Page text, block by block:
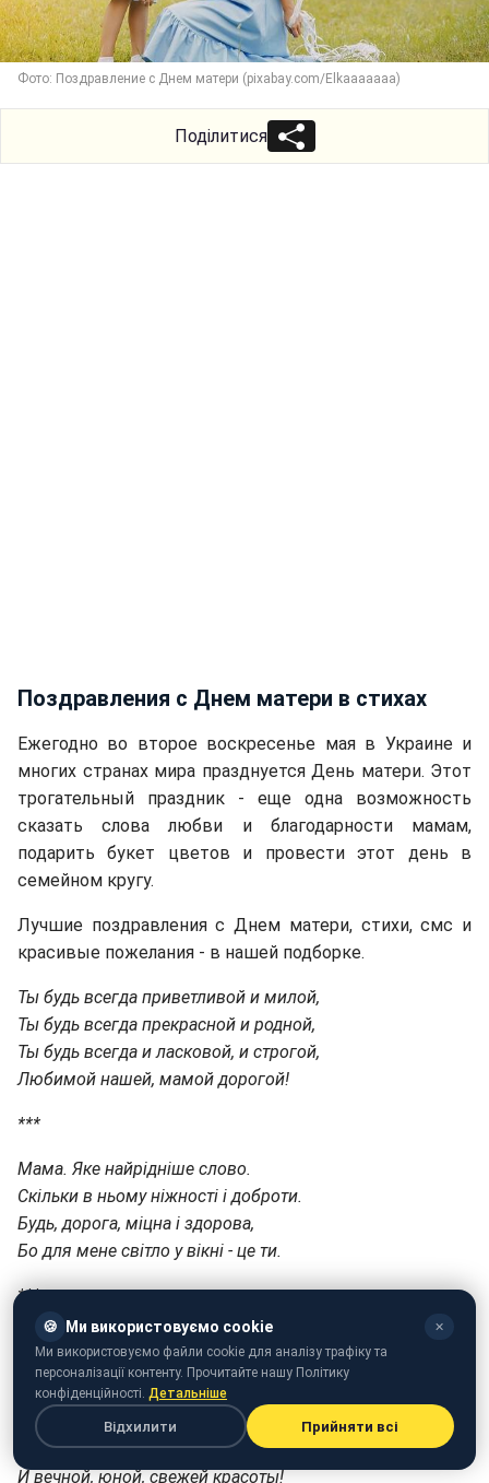
Фото: Поздравление с Днем матери (pixabay.com/Elkaaaaaaa)
Поділитися
Поздравления с Днем матери в стихах
Ежегодно во второе воскресенье мая в Украине и
многих странах мира празднуется День матери. Этот
трогательный праздник - еще одна возможность
сказать слова любви и благодарности мамам,
подарить букет цветов и провести этот день в
семейном кругу.
Лучшие поздравления с Днем матери, стихи, смс и
красивые пожелания - в нашей подборке.
Ты будь всегда приветливой и милой,
Ты будь всегда прекрасной и родной,
Ты будь всегда и ласковой, и строгой,
Любимой нашей, мамой дорогой!
***
Мама. Яке найрідніше слово.
Скільки в ньому ніжності і доброти.
Будь, дорога, міцна і здорова,
Бо для мене світло у вікні - це ти.
***
Мой лучик солнца, мамочка родная,
Ты ярко светишь днем, во мгле ночной,
С Днем матери тебя я поздравляю,
Пусть будет твоя жизнь всегда цветной!
Желаю тебе крепкого здоровья,
И вечной, юной, свежей красоты!
🍪 Ми використовуємо cookie ✕
Ми використовуємо файли cookie для аналізу трафіку та
персоналізації контенту. Прочитайте нашу Політику
конфіденційності. Детальніше
Відхилити Прийняти всі